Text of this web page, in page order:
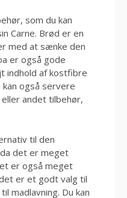
som du kan
Carne. Brød er en
med at sænke den
er også gode
indhold af kostfibre
også servere
andet tilbehør,
til den
det er meget
er også meget
er et godt valg til
madlavning. Du kan